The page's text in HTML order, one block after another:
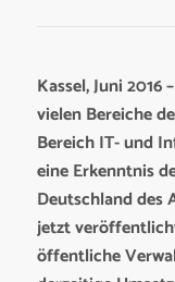
Kassel, Juni
vielen Bereiche
Bereich IT- und
eine Erkenntnis
Deutschland des
jetzt
öffentliche